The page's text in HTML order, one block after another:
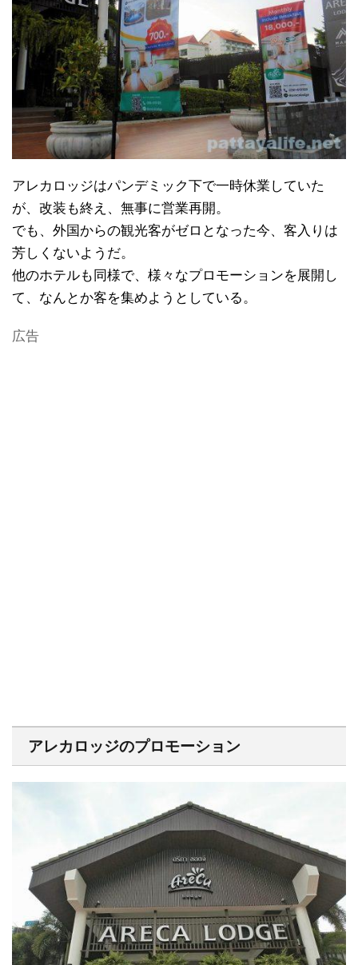
アレカロッジはパンデミック下で一時休業していた
が、改装も終え、無事に営業再開。
でも、外国からの観光客がゼロとなった今、客入りは
芳しくないようだ。
他のホテルも同様で、様々なプロモーションを展開し
て、なんとか客を集めようとしている。
広告
アレカロッジのプロモーション